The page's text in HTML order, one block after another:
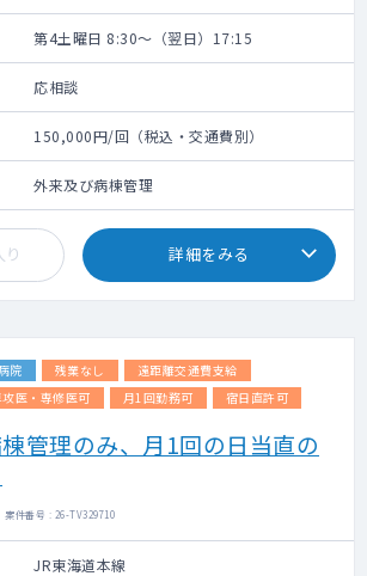
第4土曜日 8:30～（翌日）17:15
応相談
150,000円/回（税込・交通費別）
外来及び病棟管理
詳細をみる
院 残業なし
遠距離交通費支給
攻医・専修医可 月1回勤務可 宿日直許可
棟管理のみ、月1回の日当直の
件番号 : 26-TV329710
JR東海道本線